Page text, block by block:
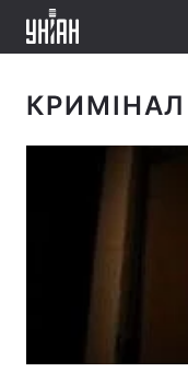
КРИМІНАЛ